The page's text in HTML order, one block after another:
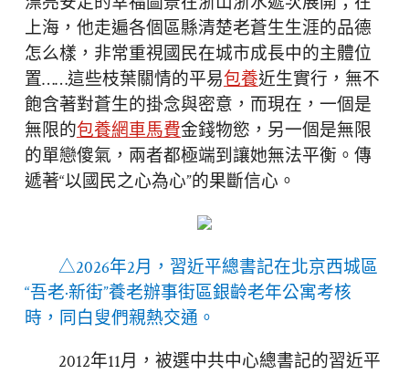
上海，他走遍各個區縣清楚老蒼生生涯的品德
怎么樣，非常重視國民在城市成長中的主體位
置……這些枝葉關情的平易包養近生實行，無不
飽含著對蒼生的掛念與密意，而現在，一個是
無限的包養網車馬費金錢物慾，另一個是無限
的單戀傻氣，兩者都極端到讓她無法平衡。傳
遞著“以國民之心為心”的果斷信心。
△2026年2月，習近平總書記在北京西城區
“吾老·新街”養老辦事街區銀齡老年公寓考核
時，同白叟們親熱交通。
2012年11月，被選中共中心總書記的習近平